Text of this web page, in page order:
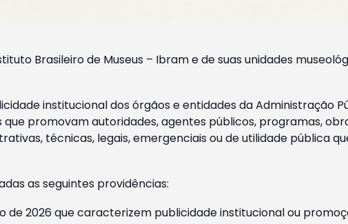
Brasileiro de Museus – Ibram e de suas unidades
institucional dos órgãos e entidades da Administração
promovam autoridades, agentes públicos, programas,
técnicas, legais, emergenciais ou de utilidade pública
as seguintes providências:
2026 que caracterizem publicidade institucional ou